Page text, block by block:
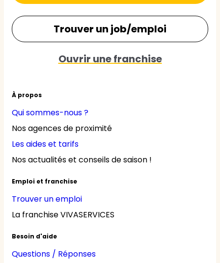
À propos
Qui sommes-nous ?
Nos agences de proximité
Les aides et tarifs
Nos actualités et conseils de saison !
Emploi et franchise
Trouver un emploi
La franchise VIVASERVICES
Besoin d'aide
Questions / Réponses
Trouver un job/emploi
Ouvrir une franchise